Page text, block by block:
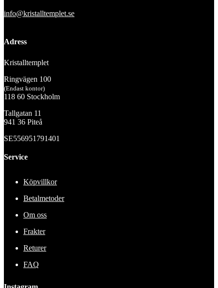
info@kristalltemplet.se
Adress
Kristalltemplet
Ringvägen 100
(Endast kontor)
118 60 Stockholm
Tallgatan 11
941 36 Piteå
SE556951791401
Service
Köpvillkor
Betalmetoder
Om oss
Frakter
Returer
FAQ